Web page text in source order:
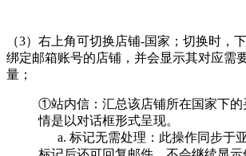
（3）右上角可切换店铺-国家；切换时，
绑定邮箱账号的店铺，并会显示其对应需
量；
①站内信：汇总该店铺所在国家下的
情是以对话框形式呈现。
a. 标记无需处理：此操作同步于亚